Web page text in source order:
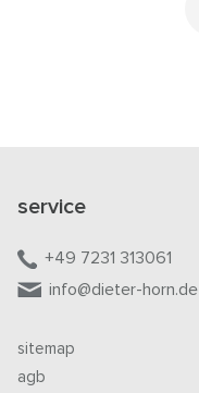
service
+49 7231 313061
info@dieter-horn.de
sitemap
agb